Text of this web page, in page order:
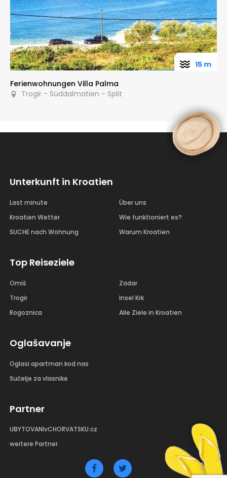
Ferienwohnungen Villa Palma
Trogir - Süddalmatien - Split
15 m
Unterkunft in Kroatien
Last minute
Kroatien Wetter
SUCHE nach Wohnung
Über uns
Wie funktioniert es?
Warum Kroatien
Top Reiseziele
Omiš
Trogir
Rogoznica
Zadar
Insel Krk
Alle Ziele in Kroatien
Oglašavanje
Oglasi apartman kod nas
Sučelje za vlasnike
Partner
UBYTOVANIvCHORVATSKU.cz
weitere Partner